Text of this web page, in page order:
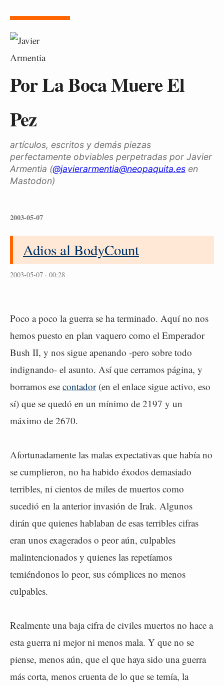
Por La Boca Muere El
Pez
artículos, escritos y demás piezas
perfectamente obviables perpetradas por Javier
Armentia (@javierarmentia@neopaquita.es en
Mastodon)
2003-05-07
Adios al BodyCount
2003-05-07 · 00:28
Poco a poco la guerra se ha terminado. Aquí no nos
hemos puesto en plan vaquero como el Emperador
Bush II, y nos sigue apenando -pero sobre todo
indignando- el asunto. Así que cerramos página, y
borramos ese contador(en el enlace sigue activo, eso
sí) que se quedó en un mínimo de 2197 y un
máximo de 2670.
Afortunadamente las malas expectativas que había no
se cumplieron, no ha habido éxodos demasiado
terribles, ni cientos de miles de muertos como
sucedió en la anterior invasión de Irak. Algunos
dirán que quienes hablaban de esas terribles cifras
eran unos exagerados o peor aún, culpables
malintencionados y quienes las repetíamos
temiéndonos lo peor, sus cómplices no menos
culpables.
Realmente una baja cifra de civiles muertos no hace a
esta guerra ni mejor ni menos mala. Y que no se
piense, menos aún, que el que haya sido una guerra
más corta, menos cruenta de lo que se temía, la